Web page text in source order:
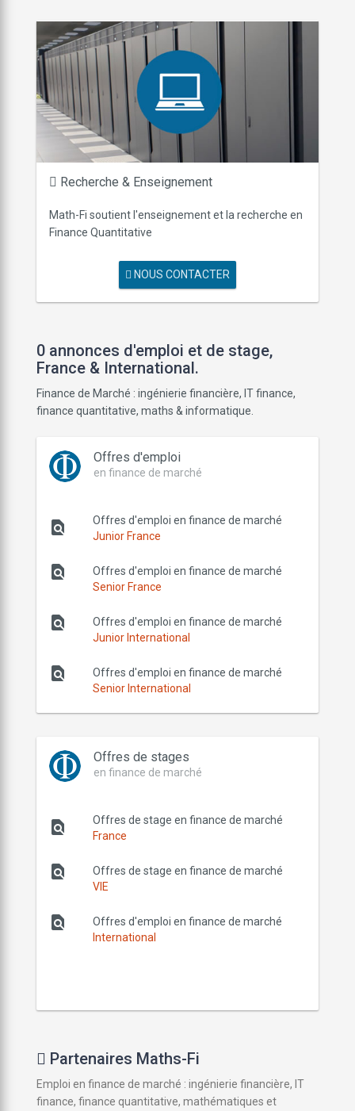
Recherche & Enseignement
Math-Fi soutient l'enseignement et la recherche en
Finance Quantitative
NOUS CONTACTER
0 annonces d'emploi et de stage,
France & International.
Finance de Marché : ingénierie financière, IT finance,
finance quantitative, maths & informatique.
Offres d'emploi
en finance de marché
find_in_page
Offres d'emploi en finance de marché
Junior France
find_in_page
Offres d'emploi en finance de marché
Senior France
find_in_page
Offres d'emploi en finance de marché
Junior International
find_in_page
Offres d'emploi en finance de marché
Senior International
Offres de stages
en finance de marché
find_in_page
Offres de stage en finance de marché
France
find_in_page
Offres de stage en finance de marché
VIE
find_in_page
Offres d'emploi en finance de marché
International
Partenaires Maths-Fi
Emploi en finance de marché : ingénierie financière, IT
finance, finance quantitative, mathématiques et